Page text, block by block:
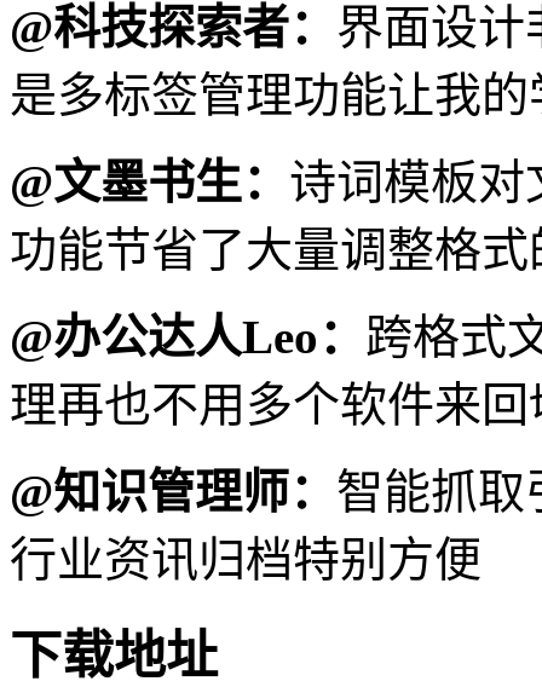
@科技探索者： 界面设计
是多标签管理功能让我
@文墨书生： 诗词模板对
功能节省了大量调整格式
@办公达人Leo： 跨格式
理再也不用多个软件来回
@知识管理师： 智能抓取
行业资讯归档特别方便
下载地址